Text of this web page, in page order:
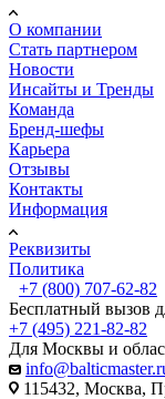
О компании
Стать партнером
Новости
Инсайты и Тренды
Команда
Бренд-шефы
Карьера
Отзывы
Контакты
Информация
Реквизиты
Политика
+7 (800) 707-62-82
Бесплатный вызов
+7 (495) 221-82-82
Для Москвы и
115432, Москва,